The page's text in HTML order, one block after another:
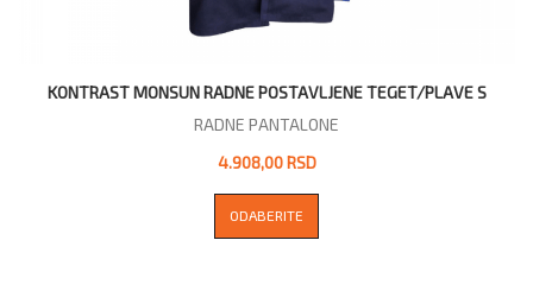
KONTRAST MONSUN RADNE POSTAVLJENE TEGET/PLAVE S
RADNE PANTALONE
4.908,00 RSD
ODABERITE